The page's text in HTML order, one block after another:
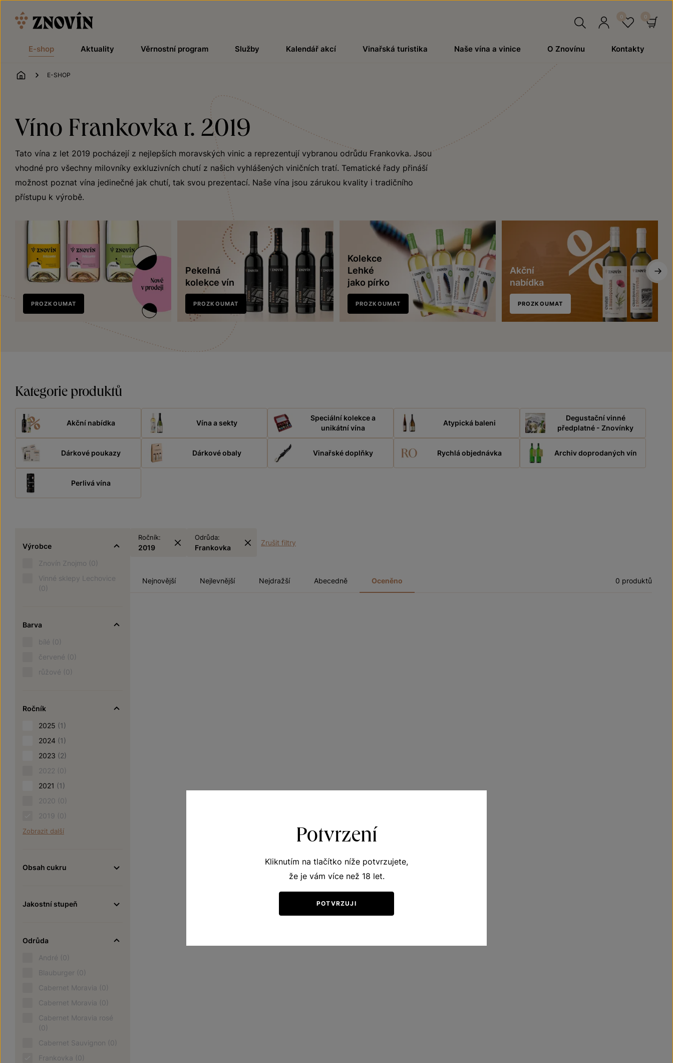
E-shop Aktuality Věrnostní program Služby Kalendář akcí Vinařská turistika Naše vína a vinice O Znovínu Kontakty
ÚVOD
E-SHOP
Víno Frankovka r. 2019
Tato vína z let 2019 pocházejí z nejlepších moravských vinic a reprezentují vybranou odrůdu Frankovka. Jsou
vhodné pro všechny milovníky exkluzivních chutí z našich vyhlášených viničních tratí. Tematické řady přináší
možnost poznat vína jedinečné jak chutí, tak svou prezentací. Naše vína jsou zárukou kvality i tradičního
přístupu k výrobě.
Nově
v prodeji
PROZKOUMAT
Pekelná
kolekce vín
PROZKOUMAT
Kolekce
Lehké
jako pírko
PROZKOUMAT
Akční
nabídka
PROZKOUMAT
Kategorie produktů
Akční nabídka Vína a sekty
Speciální kolekce a
unikátní vína
Atypická baleni
Degustační vinné
předplatné - Znovínky
Dárkové poukazy Dárkové obaly Vinařské doplňky Rychlá objednávka Archiv doprodaných vín
Perlivá vína
Výrobce
Znovín Znojmo (0)
Vinné sklepy Lechovice
(0)
Barva
bílé (0)
červené (0)
růžové (0)
Ročník
2025 (1)
2024 (1)
2023 (2)
2022 (0)
2021 (1)
2020 (0)
2019 (0)
Zobrazit další
Obsah cukru
Jakostní stupeň
Odrůda
André (0)
Blauburger (0)
Cabernet Moravia (0)
Cabernet Moravia (0)
Cabernet Moravia rosé
(0)
Cabernet Sauvignon (0)
Frankovka (0)
Ročník:
2019
Odrůda:
Frankovka
Zrušit filtry
Nejnovější Nejlevnější Nejdražší Abecedně Oceněno 0 produktů
Potvrzení
Kliknutím na tlačítko níže potvrzujete,
že je vám více než 18 let.
POTVRZUJI